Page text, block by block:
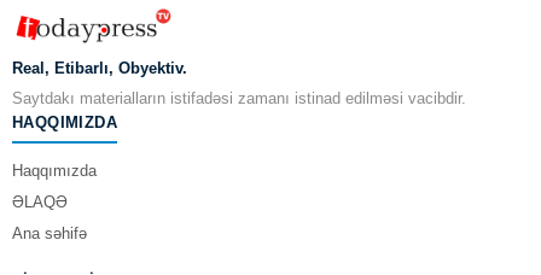
Real, Etibarlı, Obyektiv.
Saytdakı materialların istifadəsi zamanı istinad edilməsi vacibdir.
HAQQIMIZDA
Haqqımızda
ƏLAQƏ
Ana səhifə